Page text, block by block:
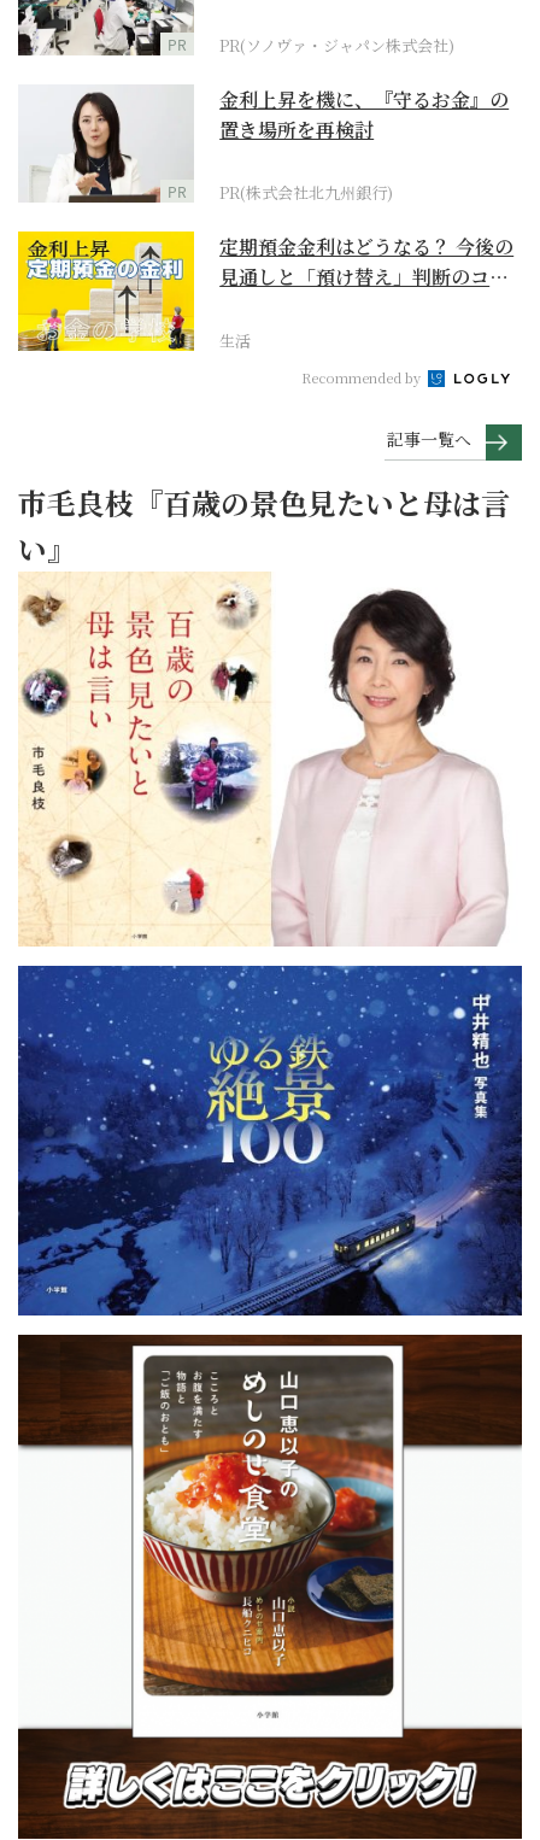
PR PR(ソノヴァ・ジャパン株式会社)
PR
金利上昇を機に、『守るお金』の
置き場所を再検討
PR(株式会社北九州銀行)
定期預金金利はどうなる？ 今後の
見通しと「預け替え」判断のコツ
生活
Recommended by
記事一覧へ
市毛良枝『百歳の景色見たいと母は言
い』